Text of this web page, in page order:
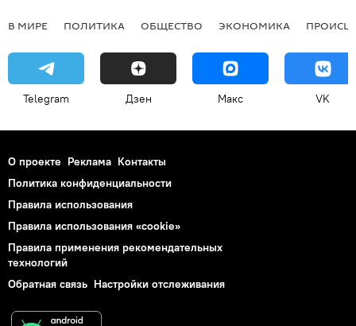
В МИРЕ ПОЛИТИКА ОБЩЕСТВО ЭКОНОМИКА
Telegram Дзен Макс VK
О проекте Реклама Контакты
Политика конфиденциальности
Правила использования
Правила использования «cookie»
Правила применения рекомендательных
технологий
Обратная связь Настройки отслеживания